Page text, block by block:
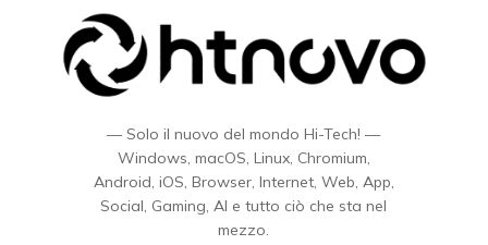
— Solo il nuovo del mondo Hi-Tech! —
Windows, macOS, Linux, Chromium,
Android, iOS, Browser, Internet, Web, App,
Social, Gaming, AI e tutto ciò che sta nel
mezzo.